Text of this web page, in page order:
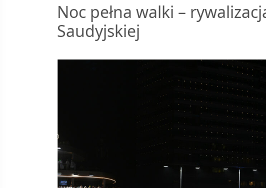
Noc pełna walki –
Saudyjskiej